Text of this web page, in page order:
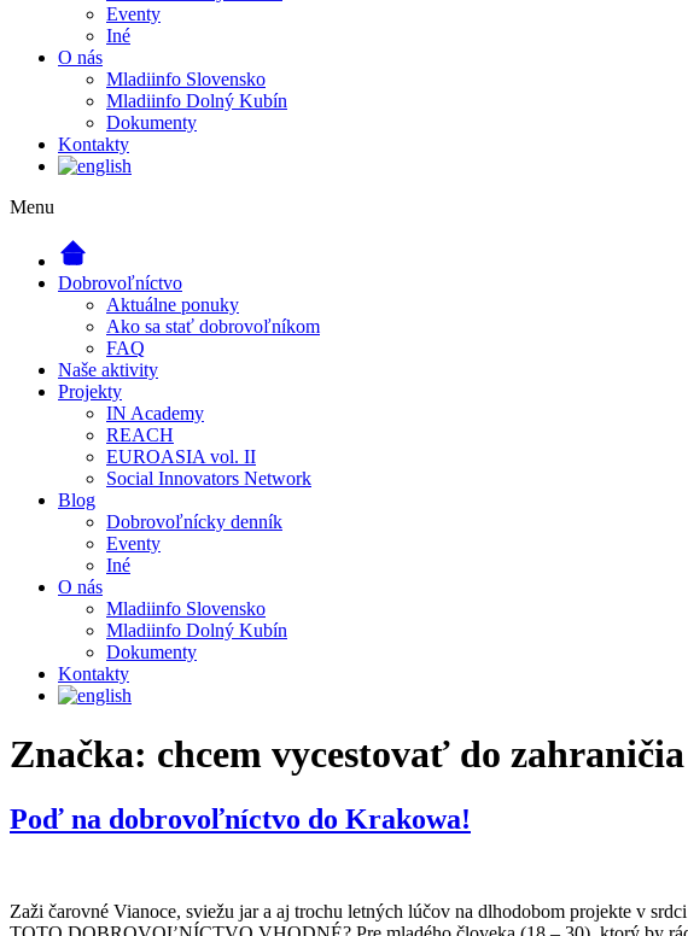
Eventy
Iné
O nás
Mladiinfo Slovensko
Mladiinfo Dolný Kubín
Dokumenty
Kontakty
Menu
Dobrovoľníctvo
Aktuálne ponuky
Ako sa stať dobrovoľníkom
FAQ
Naše aktivity
Projekty
IN Academy
REACH
EUROASIA vol. II
Social Innovators Network
Blog
Dobrovoľnícky denník
Eventy
Iné
O nás
Mladiinfo Slovensko
Mladiinfo Dolný Kubín
Dokumenty
Kontakty
Značka: chcem vycestovať do zahraničia
Poď na dobrovoľníctvo do Krakowa!
Zaži čarovné Vianoce, sviežu jar a aj trochu letných lúčov na dlhodobom projekte v